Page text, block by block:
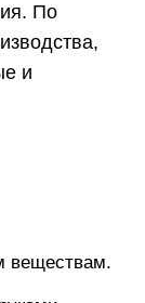
По
и
веществам.